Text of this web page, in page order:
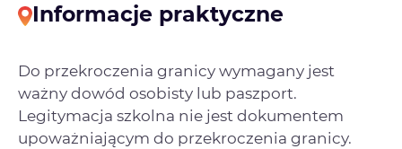
Informacje praktyczne
Do przekroczenia granicy wymagany jest
ważny dowód osobisty lub paszport.
Legitymacja szkolna nie jest dokumentem
upoważniającym do przekroczenia granicy.